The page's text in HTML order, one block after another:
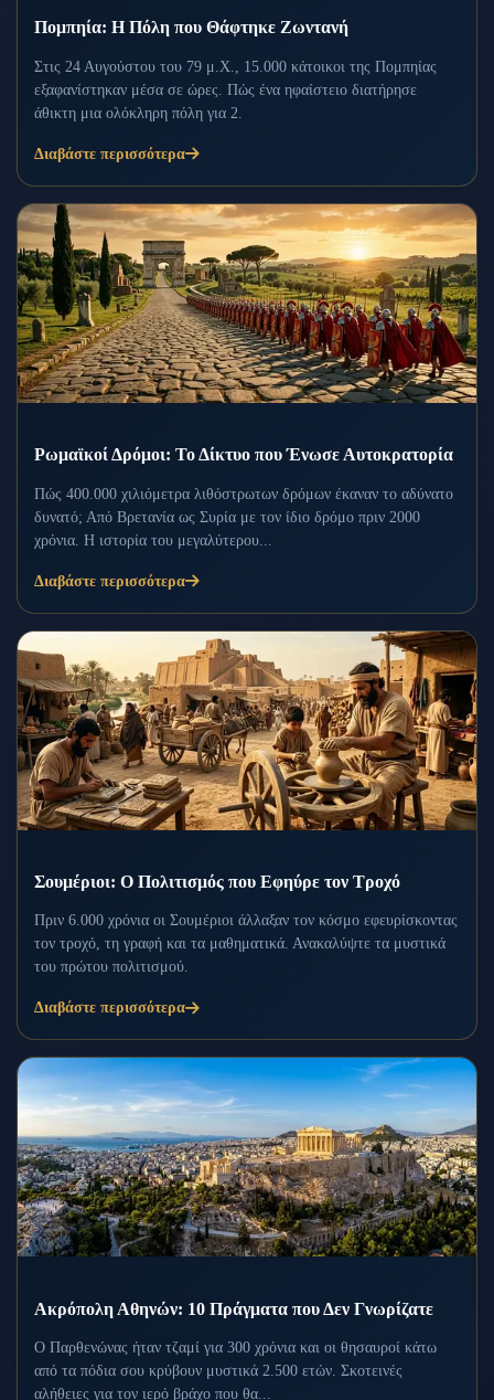
Πομπηία: Η Πόλη που Θάφτηκε Ζωντανή
Στις 24 Αυγούστου του 79 μ.Χ., 15.000 κάτοικοι της Πομπηίας
εξαφανίστηκαν μέσα σε ώρες. Πώς ένα ηφαίστειο διατήρησε
άθικτη μια ολόκληρη πόλη για 2.
Διαβάστε περισσότερα
Ρωμαϊκοί Δρόμοι: Το Δίκτυο που Ένωσε Αυτοκρατορία
Πώς 400.000 χιλιόμετρα λιθόστρωτων δρόμων έκαναν το αδύνατο
δυνατό; Από Βρετανία ως Συρία με τον ίδιο δρόμο πριν 2000
χρόνια. Η ιστορία του μεγαλύτερου...
Διαβάστε περισσότερα
Σουμέριοι: Ο Πολιτισμός που Εφηύρε τον Τροχό
Πριν 6.000 χρόνια οι Σουμέριοι άλλαξαν τον κόσμο εφευρίσκοντας
τον τροχό, τη γραφή και τα μαθηματικά. Ανακαλύψτε τα μυστικά
του πρώτου πολιτισμού.
Διαβάστε περισσότερα
Ακρόπολη Αθηνών: 10 Πράγματα που Δεν Γνωρίζατε
Ο Παρθενώνας ήταν τζαμί για 300 χρόνια και οι θησαυροί κάτω
από τα πόδια σου κρύβουν μυστικά 2.500 ετών. Σκοτεινές
αλήθειες για τον ιερό βράχο που θα...